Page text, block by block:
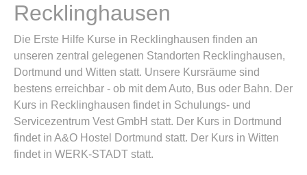
Recklinghausen
Die Erste Hilfe Kurse in Recklinghausen finden an
unseren zentral gelegenen Standorten Recklinghausen,
Dortmund und Witten statt. Unsere Kursräume sind
bestens erreichbar - ob mit dem Auto, Bus oder Bahn. Der
Kurs in Recklinghausen findet in Schulungs- und
Servicezentrum Vest GmbH statt. Der Kurs in Dortmund
findet in A&O Hostel Dortmund statt. Der Kurs in Witten
findet in WERK-STADT statt.